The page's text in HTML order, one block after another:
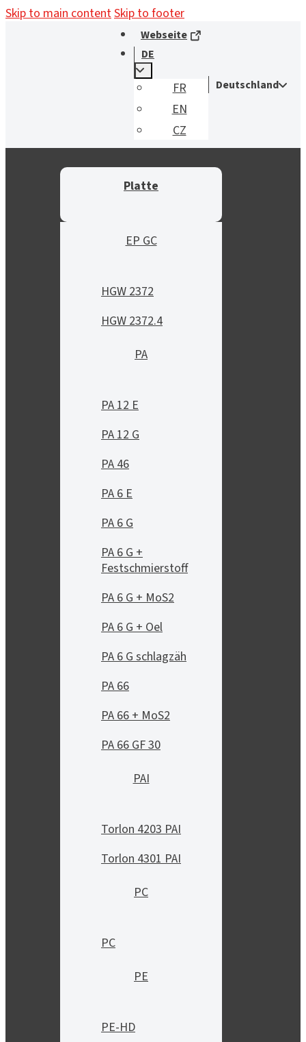
Skip to main contentSkip to footer
Webseite
DE
FR
EN
CZ
Deutschland
Platte
EP GC
HGW 2372
HGW 2372.4
PA
PA 12 E
PA 12 G
PA 46
PA 6 E
PA 6 G
PA 6 G +
Festschmierstoff
PA 6 G + MoS2
PA 6 G + Oel
PA 6 G schlagzäh
PA 66
PA 66 + MoS2
PA 66 GF 30
PAI
Torlon 4203 PAI
Torlon 4301 PAI
PC
PC
PE
PE-HD